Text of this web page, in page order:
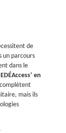
de
un parcours
dans le
EDÉAccess’ en
mais ils
.